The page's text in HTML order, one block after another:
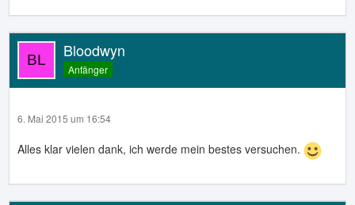
Bloodwyn
Anfänger
6. Mai 2015 um 16:54
Alles klar vielen dank, ich werde mein bestes versuchen.